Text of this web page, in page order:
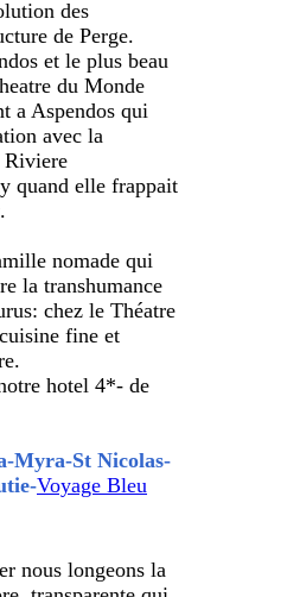
des
de Perge.
et le plus beau
du Monde
a Aspendos qui
avec la
Riviere
quand elle frappait
nomade qui
la transhumance
chez le Théatre
fine et
hotel 4*- de
Myra-St Nicolas-
Voyage Bleu
nous longeons la